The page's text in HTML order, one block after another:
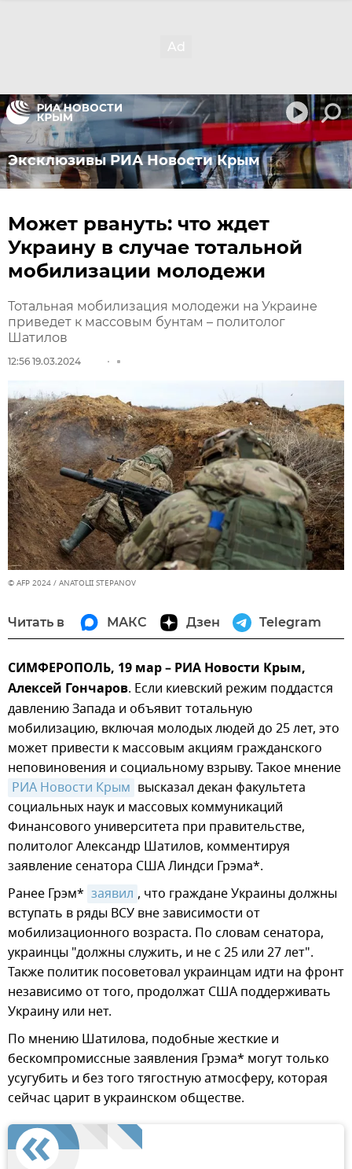
Эксклюзивы РИА Новости Крым
Может рвануть: что ждет
Украину в случае тотальной
мобилизации молодежи
Тотальная мобилизация молодежи на Украине
приведет к массовым бунтам – политолог
Шатилов
12:56 19.03.2024
© AFP 2024 / ANATOLII STEPANOV
Читать в МАКС Дзен Telegram
СИМФЕРОПОЛЬ, 19 мар – РИА Новости Крым,
Алексей Гончаров. Если киевский режим поддастся
давлению Запада и объявит тотальную
мобилизацию, включая молодых людей до 25 лет, это
может привести к массовым акциям гражданского
неповиновения и социальному взрыву. Такое мнение
РИА Новости Крым высказал декан факультета
социальных наук и массовых коммуникаций
Финансового университета при правительстве,
политолог Александр Шатилов, комментируя
заявление сенатора США Линдси Грэма*.
Ранее Грэм* заявил , что граждане Украины должны
вступать в ряды ВСУ вне зависимости от
мобилизационного возраста. По словам сенатора,
украинцы "должны служить, и не с 25 или 27 лет".
Также политик посоветовал украинцам идти на фронт
независимо от того, продолжат США поддерживать
Украину или нет.
По мнению Шатилова, подобные жесткие и
бескомпромиссные заявления Грэма* могут только
усугубить и без того тягостную атмосферу, которая
сейчас царит в украинском обществе.